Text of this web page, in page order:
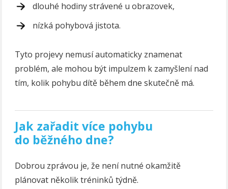
dlouhé hodiny strávené u obrazovek,
nízká pohybová jistota.
Tyto projevy nemusí automaticky znamenat
problém, ale mohou být impulzem k zamyšlení nad
tím, kolik pohybu dítě během dne skutečně má.
Jak zařadit více pohybu
do běžného dne?
Dobrou zprávou je, že není nutné okamžitě
plánovat několik tréninků týdně.